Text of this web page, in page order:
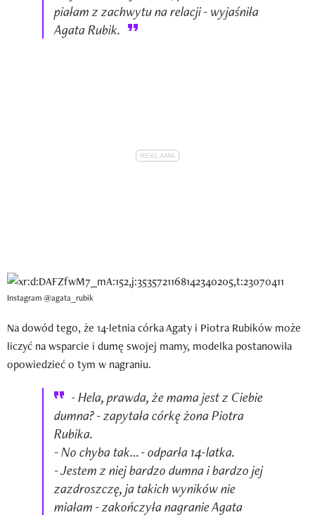
piałam z zachwytu na relacji - wyjaśniła
Agata Rubik.
Instagram @agata_rubik
Na dowód tego, że 14-letnia córka Agaty i Piotra Rubików może
liczyć na wsparcie i dumę swojej mamy, modelka postanowiła
opowiedzieć o tym w nagraniu.
- Hela, prawda, że mama jest z Ciebie
dumna? - zapytała córkę żona Piotra
Rubika.
- No chyba tak… - odparła 14-latka.
- Jestem z niej bardzo dumna i bardzo jej
zazdroszczę, ja takich wyników nie
miałam - zakończyła nagranie Agata